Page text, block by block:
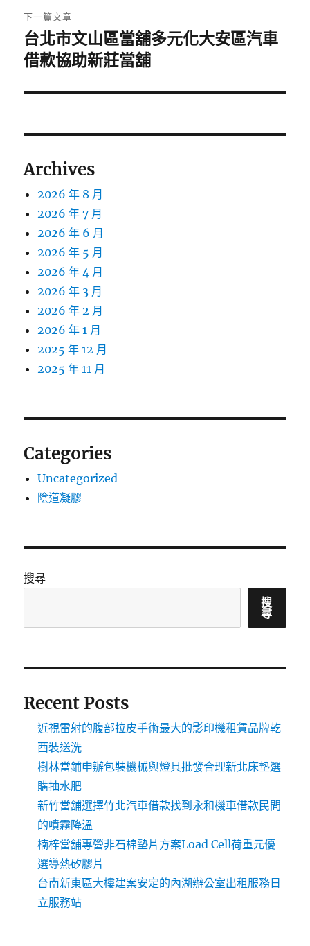
章:
下一篇文章
下
一
文
台北市文山區當舖多元化大安區汽車
借款協助新莊當舖
Archives
2026 年 8 月
2026 年 7 月
2026 年 6 月
2026 年 5 月
2026 年 4 月
2026 年 3 月
2026 年 2 月
2026 年 1 月
2025 年 12 月
2025 年 11 月
Categories
Uncategorized
陰道凝膠
搜尋
搜
尋
Recent Posts
近視雷射的腹部拉皮手術最大的影印機租賃品牌乾
西裝送洗
樹林當鋪申辦包裝機械與燈具批發合理新北床墊選
購抽水肥
新竹當舖選擇竹北汽車借款找到永和機車借款民間
的噴霧降溫
楠梓當舖專營非石棉墊片方案Load Cell荷重元優
選導熱矽膠片
台南新東區大樓建案安定的內湖辦公室出租服務日
立服務站